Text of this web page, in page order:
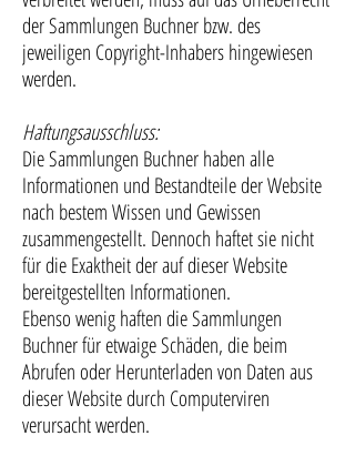
der Sammlungen Buchner bzw. des
jeweiligen Copyright-Inhabers hingewiesen
werden.
Haftungsausschluss:
Die Sammlungen Buchner haben alle
Informationen und Bestandteile der Website
nach bestem Wissen und Gewissen
zusammengestellt. Dennoch haftet sie nicht
für die Exaktheit der auf dieser Website
bereitgestellten Informationen.
Ebenso wenig haften die Sammlungen
Buchner für etwaige Schäden, die beim
Abrufen oder Herunterladen von Daten aus
dieser Website durch Computerviren
verursacht werden.